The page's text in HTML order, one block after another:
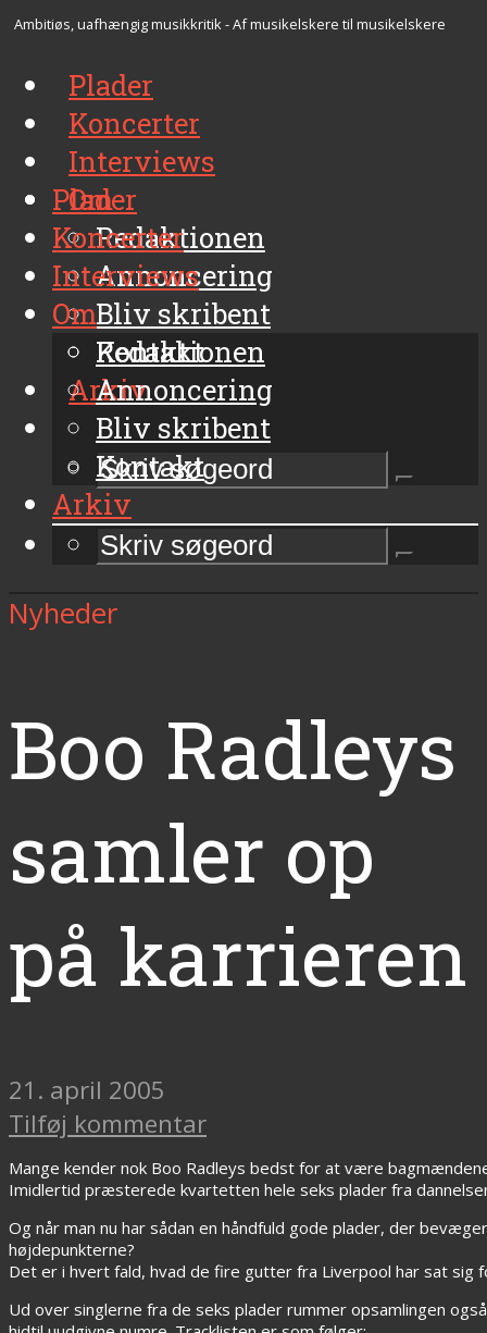
Ambitiøs, uafhængig musikkritik - Af musikelskere til musikelskere
Plader
Koncerter
Interviews
Om
Redaktionen
Annoncering
Bliv skribent
Kontakt
Arkiv
Plader
Koncerter
Interviews
Om
Redaktionen
Annoncering
Bliv skribent
Kontakt
Arkiv
Nyheder
Boo Radleys
samler op
på karrieren
21. april 2005
Tilføj kommentar
Mange kender nok Boo Radleys bedst for at være
Imidlertid præsterede kvartetten hele seks plader fra
Og når man nu har sådan en håndfuld gode plader, der
højdepunkterne?
Det er i hvert fald, hvad de fire gutter fra Liverpool har sat
Ud over singlerne fra de seks plader rummer opsamlingen